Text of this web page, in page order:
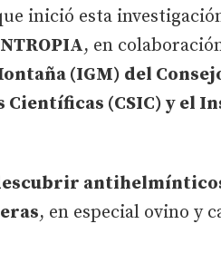
inició esta
, en
(IGM) del
Científicas (CSIC) y el
, en especial ovino y